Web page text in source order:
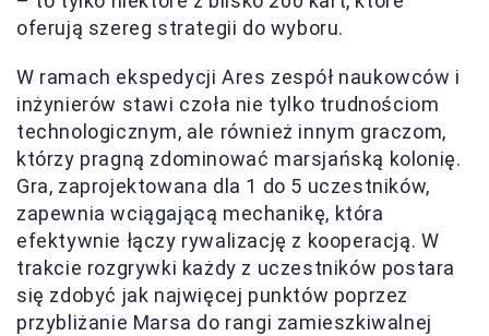
oferują szereg strategii do wyboru.
W ramach ekspedycji Ares zespół naukowców i
inżynierów stawi czoła nie tylko trudnościom
technologicznym, ale również innym graczom,
którzy pragną zdominować marsjańską kolonię.
Gra, zaprojektowana dla 1 do 5 uczestników,
zapewnia wciągającą mechanikę, która
efektywnie łączy rywalizację z kooperacją. W
trakcie rozgrywki każdy z uczestników postara
się zdobyć jak najwięcej punktów poprzez
przybliżanie Marsa do rangi zamieszkiwalnej